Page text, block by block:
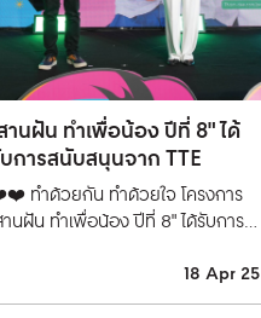
านฝัน ทำเพื่อน้อง ปีที่ 8" ได้
การสนับสนุนจาก TTE
ทำด้วยกัน ทำด้วยใจ โครงการ
านฝัน ทำเพื่อน้อง ปีที่ 8" ได้รับการ
Toy Expo) . สานฝัน ทำเพื่อน้อง ปีที่
ป็นอีกหนึ่งพันธกิจภายใต้โครงการ
18 Apr 25